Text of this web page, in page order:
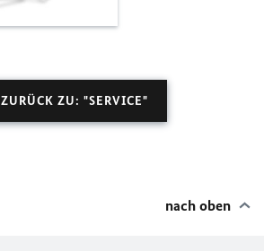
ZURÜCK ZU: "SERVICE"
nach oben